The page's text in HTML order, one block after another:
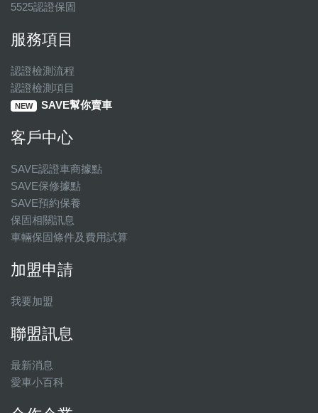
5525認證保固
服務項目
認證檢測流程
認證檢測項目
NEW SAVE幫你賣車
客戶中心
SAVE認證車商據點
SAVE保修據點
SAVE預約保養
保固相關訊息
車輛保固條件及費用試算
加盟申請
我要加盟
聯盟訊息
最新消息
愛車小百科